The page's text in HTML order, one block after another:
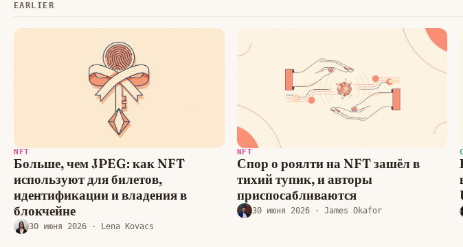
EARLIER
NFT
Больше, чем JPEG: как NFT
используют для билетов,
идентификации и владения в
блокчейне
30 июня 2026 · Lena Kovacs
NFT
Спор о роялти на NFT зашёл в
тихий тупик, и авторы
приспосабливаются
30 июня 2026· James Okafor